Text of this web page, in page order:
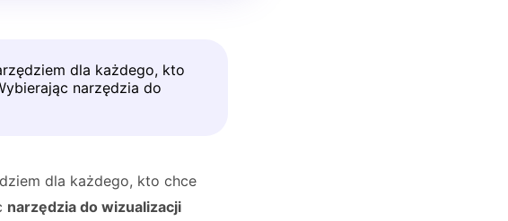
dla każdego, kto
narzędzia do
dla każdego, kto chce
narzędzia do wizualizacji